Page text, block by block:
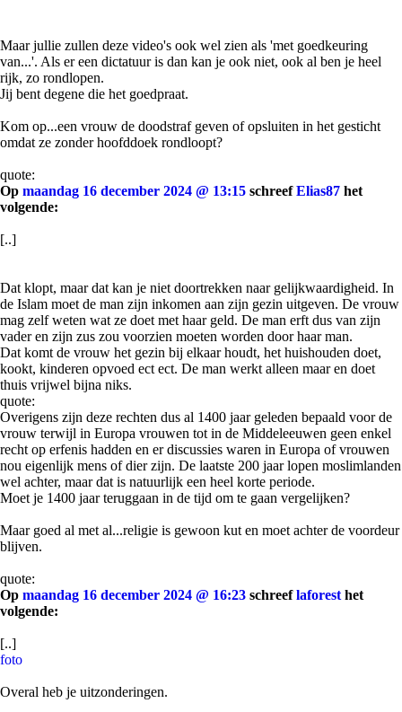
Maar jullie zullen deze video's ook wel zien als 'met goedkeuring
van...'. Als er een dictatuur is dan kan je ook niet, ook al ben je heel
rijk, zo rondlopen.
Jij bent degene die het goedpraat.
Kom op...een vrouw de doodstraf geven of opsluiten in het gesticht
omdat ze zonder hoofddoek rondloopt?
quote:
Op maandag 16 december 2024 @ 13:15 schreefElias87 het
volgende:
[..]
Dat klopt, maar dat kan je niet doortrekken naar gelijkwaardigheid. In
de Islam moet de man zijn inkomen aan zijn gezin uitgeven. De vrouw
mag zelf weten wat ze doet met haar geld. De man erft dus van zijn
vader en zijn zus zou voorzien moeten worden door haar man.
Dat komt de vrouw het gezin bij elkaar houdt, het huishouden doet,
kookt, kinderen opvoed ect ect. De man werkt alleen maar en doet
thuis vrijwel bijna niks.
quote:
Overigens zijn deze rechten dus al 1400 jaar geleden bepaald voor de
vrouw terwijl in Europa vrouwen tot in de Middeleeuwen geen enkel
recht op erfenis hadden en er discussies waren in Europa of vrouwen
nou eigenlijk mens of dier zijn. De laatste 200 jaar lopen moslimlanden
wel achter, maar dat is natuurlijk een heel korte periode.
Moet je 1400 jaar teruggaan in de tijd om te gaan vergelijken?
Maar goed al met al...religie is gewoon kut en moet achter de voordeur
blijven.
quote:
Op maandag 16 december 2024 @ 16:23 schreeflaforest het
volgende:
[..]
foto
Overal heb je uitzonderingen.